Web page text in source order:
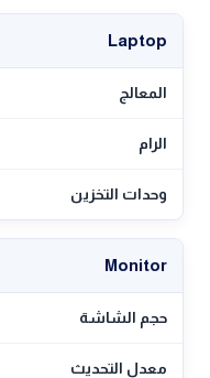
Laptop
المعالج
الرام
وحدات التخزين
Monitor
حجم الشاشة
معدل التحديث